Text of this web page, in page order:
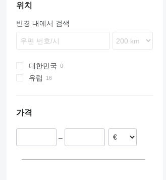
CX
SR
SV
W-series
302
303
304
305
306
315
220X
225
403
406
407
456
1250
1350
1930
1932
2030
4394
LTC
LTF
LTM
LTR
MK
LG
LTC
ZL
Unimog
SY
3650
8620 T
835
5500
S series
EW
EWR
FL
FM
FMX
RD
RT
WL
4080
T-series
QY
RP
WZ
XC
XD
XZ
ZS
ZT
위치
반경 내에서 검색
대한민국
유럽
덴마크
가격
–